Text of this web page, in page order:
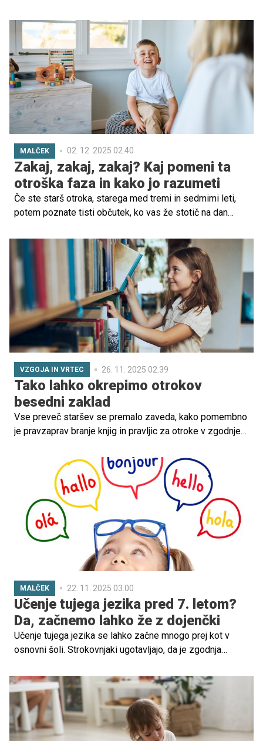
nerazločno. Takšni trenutki so lahko frustrirajoči tako za
otroka kot za starše, saj nerazumevanje pogosto vodi v
ponavljanje, napetost ali celo jok.
MALČEK 02. 12. 2025 02.40
Zakaj, zakaj, zakaj? Kaj pomeni ta
otroška faza in kako jo razumeti
Če ste starš otroka, starega med tremi in sedmimi leti,
potem poznate tisti občutek, ko vas že stotič na dan
pes rep? Zakaj moram spati? Zakaj je trava zelena?
VZGOJA IN VRTEC 26. 11. 2025 02.39
Tako lahko okrepimo otrokov
besedni zaklad
Vse preveč staršev se premalo zaveda, kako pomembno
je pravzaprav branje knjig in pravljic za otroke v zgodnjem
nudijo pobeg v svet domišljije, spodbujajo in razvijajo
otrokov besedni zaklad, ga učijo kritičnega razmišljanja,
širijo njegovo znanje in splošno razgledanost, pomenijo
zatočišče, prispevajo k nadaljnjemu uspehu otroka in ga
učijo komunicirati. A kako otroku približati ljubezen do
knjig? Odgovarja strokovnjakinja Barbara Baloh, doktorica
jezikoslovnih znanosti in raziskovalka.
MALČEK 22. 11. 2025 03.00
Učenje tujega jezika pred 7. letom?
Da, začnemo lahko že z dojenčki
Učenje tujega jezika se lahko začne mnogo prej kot v
osnovni šoli. Strokovnjaki ugotavljajo, da je zgodnja
pomaga le pri poznejšem znanju angleščine, temveč
spodbuja tudi razvoj možganov, samozavesti in
povezanosti s starši. Kdaj začeti in kako zgodnje učenje
poteka v praksi, pojasnjuje Nina Žerjal, profesorica
angleščine in italijanščine.